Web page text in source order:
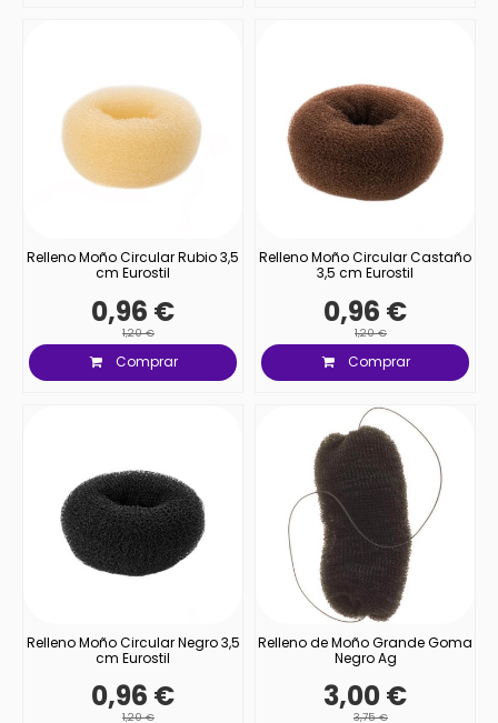
Relleno Moño Circular Rubio 3,5
cm Eurostil
0,96 €
1,20 €
Comprar
Relleno Moño Circular Castaño
3,5 cm Eurostil
0,96 €
1,20 €
Comprar
Relleno Moño Circular Negro 3,5
cm Eurostil
0,96 €
1,20 €
Relleno de Moño Grande Goma
Negro Ag
3,00 €
3,75 €